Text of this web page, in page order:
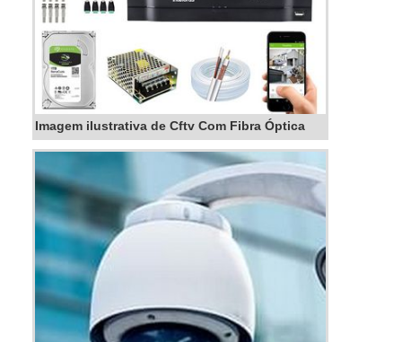
Imagem ilustrativa de Cftv Com Fibra Óptica